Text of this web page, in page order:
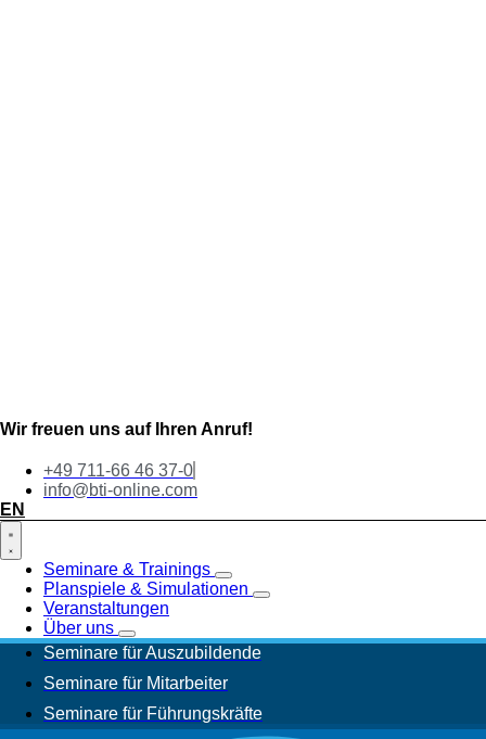
Wir freuen uns auf Ihren Anruf!
+49 711-66 46 37-0
info@bti-online.com
EN
Seminare & Trainings
Planspiele & Simulationen
Veranstaltungen
Über uns
Seminare für Auszubildende
Seminare für Mitarbeiter
Seminare für Führungskräfte